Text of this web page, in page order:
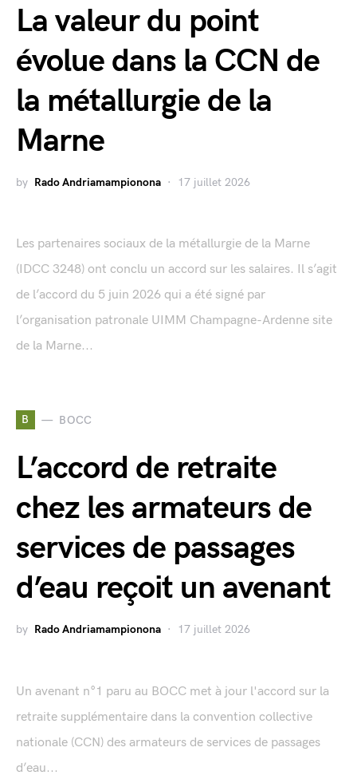
La valeur du point
évolue dans la CCN de
la métallurgie de la
Marne
by Rado Andriamampionona 17 juillet 2026
Les partenaires sociaux de la métallurgie de la Marne
(IDCC 3248) ont conclu un accord sur les salaires. Il s’agit
de l’accord du 5 juin 2026 qui a été signé par
l’organisation patronale UIMM Champagne-Ardenne site
de la Marne...
B BOCC
L’accord de retraite
chez les armateurs de
services de passages
d’eau reçoit un avenant
by Rado Andriamampionona 17 juillet 2026
Un avenant n°1 paru au BOCC met à jour l'accord sur la
retraite supplémentaire dans la convention collective
nationale (CCN) des armateurs de services de passages
d’eau...